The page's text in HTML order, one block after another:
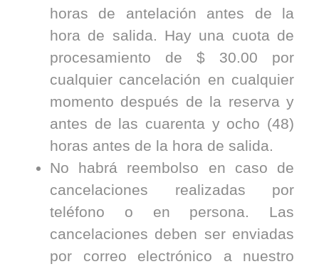
horas de antelación antes de la
hora de salida. Hay una cuota de
procesamiento de $ 30.00 por
cualquier cancelación en cualquier
momento después de la reserva y
antes de las cuarenta y ocho (48)
horas antes de la hora de salida.
No habrá reembolso en caso de
cancelaciones realizadas por
teléfono o en persona. Las
cancelaciones deben ser enviadas
por correo electrónico a nuestro